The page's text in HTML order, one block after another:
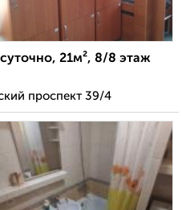
21м², 8/8 этаж
проспект 39/4